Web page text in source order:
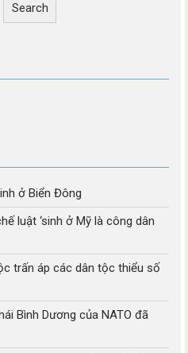
Search
ở Biển Đông
luật ‘sinh ở Mỹ là công dân
trấn áp các dân tộc thiểu số
Bình Dương của NATO đã